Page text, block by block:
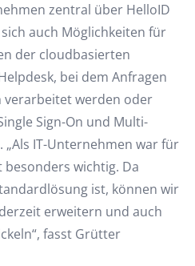
zentral über HelloID
auch Möglichkeiten für
der cloudbasierten
bei dem Anfragen
werden oder
Sign-On und Multi-
IT-Unternehmen war für
wichtig. Da
ist, können wir
erweitern und auch
fasst Grütter